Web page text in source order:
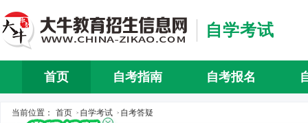
自学考试
首页 自考指南 自考报名
当前位置： 首页 > 自学考试 > 自考答疑